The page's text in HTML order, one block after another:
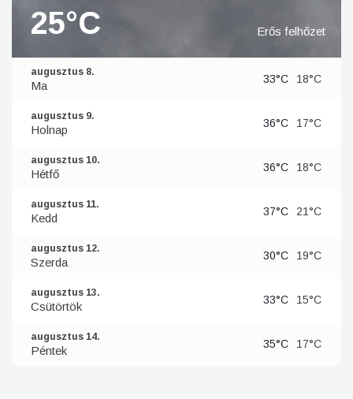
25°C Erős felhőzet
augusztus 8.
Ma 33°C 18°C
augusztus 9.
Holnap 36°C 17°C
augusztus 10.
Hétfő 36°C 18°C
augusztus 11.
Kedd 37°C 21°C
augusztus 12.
Szerda 30°C 19°C
augusztus 13.
Csütörtök 33°C 15°C
augusztus 14.
Péntek 35°C 17°C